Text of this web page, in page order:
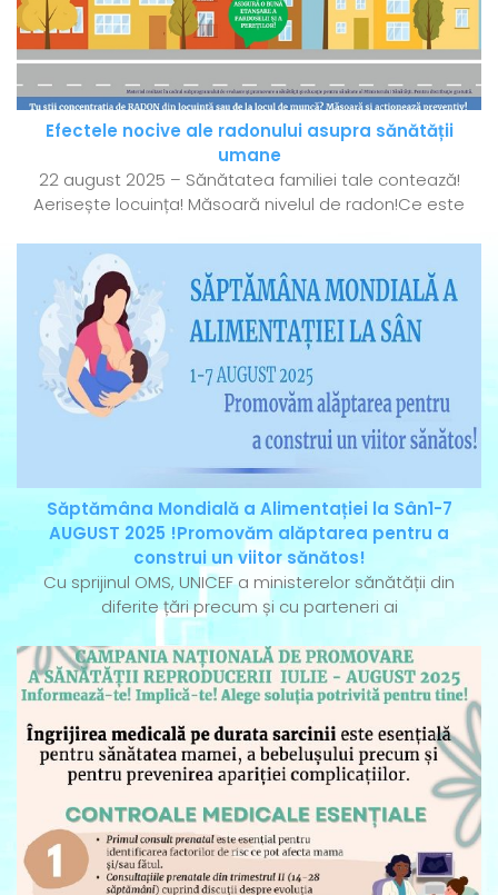
Efectele nocive ale radonului asupra sănătății
umane
22 august 2025 – Sănătatea familiei tale contează!
Aerisește locuința! Măsoară nivelul de radon!Ce este
Săptămâna Mondială a Alimentației la Sân1-7
AUGUST 2025 !Promovăm alăptarea pentru a
construi un viitor sănătos!
Cu sprijinul OMS, UNICEF a ministerelor sănătății din
diferite țări precum și cu parteneri ai